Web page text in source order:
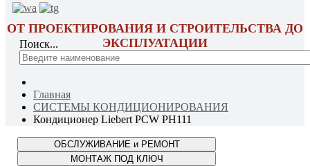
ОТ ПРОЕКТИРОВАНИЯ И СТРОИТЕЛЬСТВА ДО
ЭКСПЛУАТАЦИИ
Поиск...
Главная
СИСТЕМЫ КОНДИЦИОНИРОВАНИЯ
Кондиционер Liebert PCW PH111